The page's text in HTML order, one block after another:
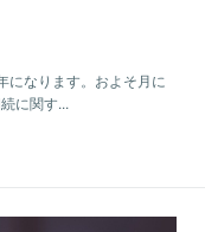
になります。およそ月に
に関す...